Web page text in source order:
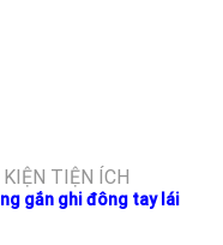
KIỆN TIỆN ÍCH
gắn ghi đông tay lái